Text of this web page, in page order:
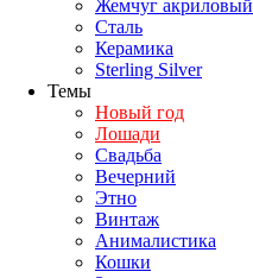
Жемчуг акриловый
Сталь
Керамика
Sterling Silver
Темы
Новый год
Лошади
Свадьба
Вечерний
Этно
Винтаж
Анималистика
Кошки